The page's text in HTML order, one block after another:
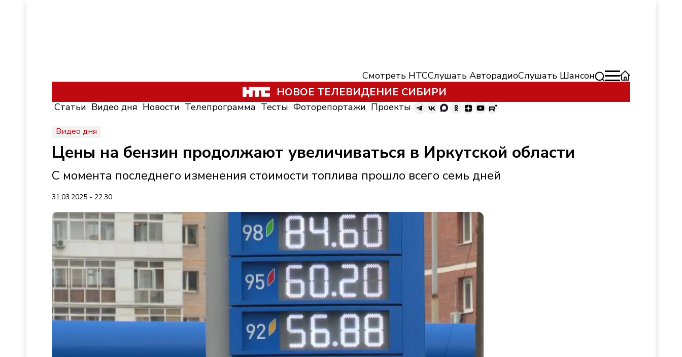
Смотреть НТССлушать АвторадиоСлушать Шансон
НОВОЕ ТЕЛЕВИДЕНИЕ СИБИРИ
Статьи Видео дня Новости Телепрограмма Тесты Фоторепортажи Проекты
Видео дня
Цены на бензин продолжают увеличиваться в Иркутской области
С момента последнего изменения стоимости топлива прошло всего семь дней
31.03.2025 - 22:30